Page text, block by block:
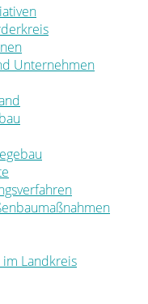
Unternehmen
Landkreis